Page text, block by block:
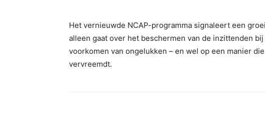
Het vernieuwde NCAP-programma signaleert een
alleen gaat over het beschermen van de inzittenden
voorkomen van ongelukken – en wel op een manier
vervreemdt.